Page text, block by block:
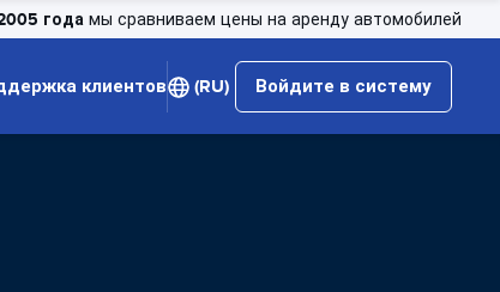
года мы сравниваем цены на аренду автомобилей
клиентов (RU) Войдите в систему